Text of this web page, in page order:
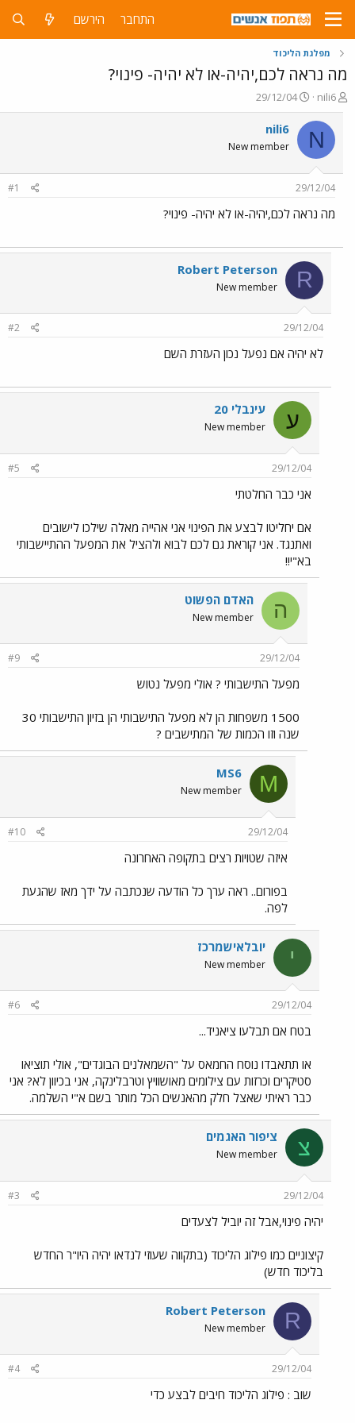
התחבר הירשם
מפלגת הליכוד
מה נראה לכם,יהיה-או לא יהיה- פינוי?
פ
ו
ת
ח
ה
ש
א
nili6
פ
ו
ס
ת
א
ר
29/12/04
N
nili6
New member
29/12/04
#1
מה נראה לכם,יהיה-או לא יהיה- פינוי?
R
Robert Peterson
New member
29/12/04
#2
לא יהיה אם נפעל נכון העזרת השם
ע עינבלי 20
New member
29/12/04
#5
אני כבר החלטתי
אם יחליטו לבצע את הפינוי אני אהייה מאלה שילכו לישובים
ואתנגד. אני קוראת גם לכם לבוא ולהציל את המפעל ההתיישבותי
בא"י!!
ה האדם הפשוט
New member
29/12/04
#9
מפעל התישבותי ? אולי מפעל נטוש
1500 משפחות הן לא מפעל התישבותי הן בזיון התישבותי 30
שנה וזו הכמות של המתישבים ?
M
MS6
New member
29/12/04
#10
איזה שטויות רצים בתקופה האחרונה
בפורום.. ראה ערך כל הודעה שנכתבה על ידך מאז שהגעת
לפה.
י יובלאישמרכז
New member
29/12/04
#6
בטח אם תבלעו ציאניד...
או תתאבדו נוסח החמאס על "השמאלנים הבוגדים", אולי תוציאו
סטיקרים וכרזות עם צילומים מאושוויץ וטרבלינקה, אני בכיוון לא? אני
כבר ראיתי שאצל חלק מהאנשים הכל מותר בשם א"י השלמה.
צ ציפור האגמים
New member
29/12/04
#3
יהיה פינוי,אבל זה יוביל לצעדים
קיצוניים כמו פילוג הליכוד (בתקווה שעוזי לנדאו יהיה היו"ר החדש
בליכוד חדש)
R
Robert Peterson
New member
29/12/04
#4
שוב : פילוג הליכוד חיבים לבצע כדי